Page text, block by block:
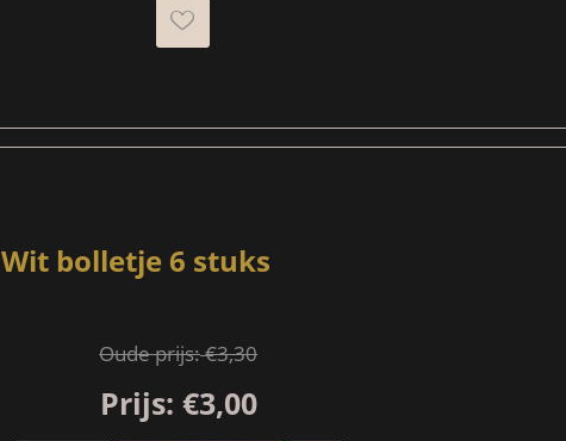
Wit bolletje 6 stuks
Oude prijs:€3,30
Prijs: €3,00